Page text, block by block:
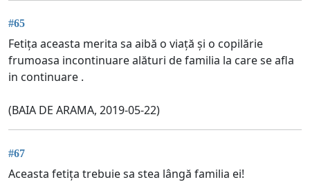
#65
Fetița aceasta merita sa aibă o viață și o copilărie
frumoasa incontinuare alături de familia la care se afla
in continuare .
(BAIA DE ARAMA, 2019-05-22)
#67
Aceasta fetița trebuie sa stea lângă familia ei!